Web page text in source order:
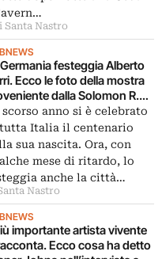
Santa Nastro
festeggia Alberto
Ecco le foto della mostra
dalla Solomon R.
Foundation di
York, oggi al Museo K21 di
scorso anno si è celebrato
Italia il centenario
sua nascita. Ora, con
mese di ritardo, lo
anche la città…
Nastro
importante artista vivente
Ecco cosa ha detto